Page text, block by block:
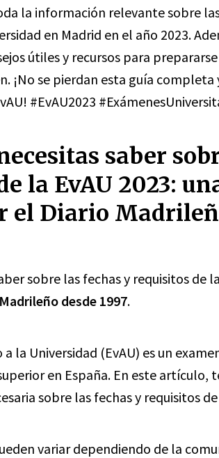
la información relevante sobre
en Madrid en el año 2023.
útiles y recursos para
¡No se pierdan esta guía completa
#EvAU2023
saber
la EvAU 2023:
el Diario
sobre las fechas y requisitos de la
desde 1997.
a la Universidad (EvAU) es un
en España. En este
sobre las fechas y requisitos de
variar dependiendo de la